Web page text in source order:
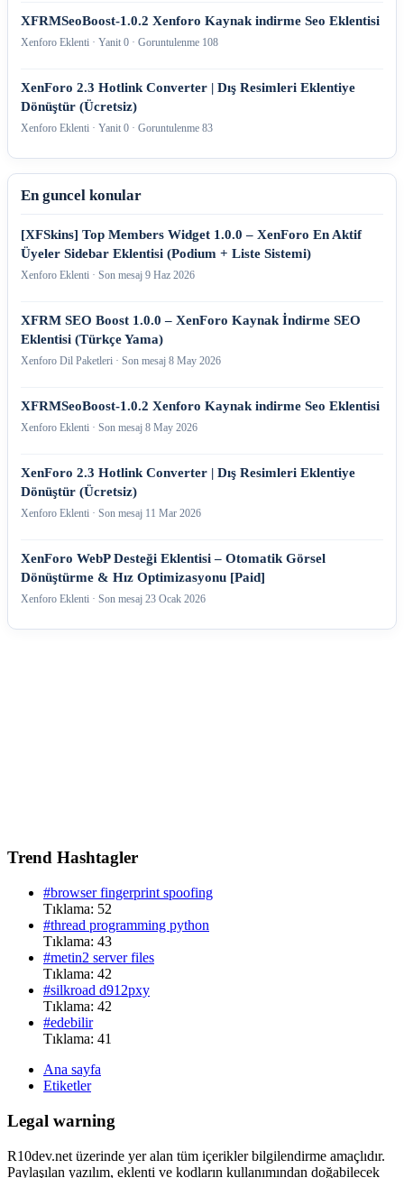
XFRMSeoBoost-1.0.2 Xenforo Kaynak indirme Seo Eklentisi
Xenforo Eklenti · Yanit 0 · Goruntulenme 108
XenForo 2.3 Hotlink Converter | Dış Resimleri Eklentiye
Dönüştür (Ücretsiz)
Xenforo Eklenti · Yanit 0 · Goruntulenme 83
En guncel konular
[XFSkins] Top Members Widget 1.0.0 – XenForo En Aktif
Üyeler Sidebar Eklentisi (Podium + Liste Sistemi)
Xenforo Eklenti · Son mesaj 9 Haz 2026
XFRM SEO Boost 1.0.0 – XenForo Kaynak İndirme SEO
Eklentisi (Türkçe Yama)
Xenforo Dil Paketleri · Son mesaj 8 May 2026
XFRMSeoBoost-1.0.2 Xenforo Kaynak indirme Seo Eklentisi
Xenforo Eklenti · Son mesaj 8 May 2026
XenForo 2.3 Hotlink Converter | Dış Resimleri Eklentiye
Dönüştür (Ücretsiz)
Xenforo Eklenti · Son mesaj 11 Mar 2026
XenForo WebP Desteği Eklentisi – Otomatik Görsel
Dönüştürme & Hız Optimizasyonu [Paid]
Xenforo Eklenti · Son mesaj 23 Ocak 2026
Trend Hashtagler
#browser fingerprint spoofing
Tıklama: 52
#thread programming python
Tıklama: 43
#metin2 server files
Tıklama: 42
#silkroad d912pxy
Tıklama: 42
#edebilir
Tıklama: 41
Ana sayfa
Etiketler
Legal warning
R10dev.net üzerinde yer alan tüm içerikler bilgilendirme amaçlıdır.
Paylaşılan yazılım, eklenti ve kodların kullanımından doğabilecek